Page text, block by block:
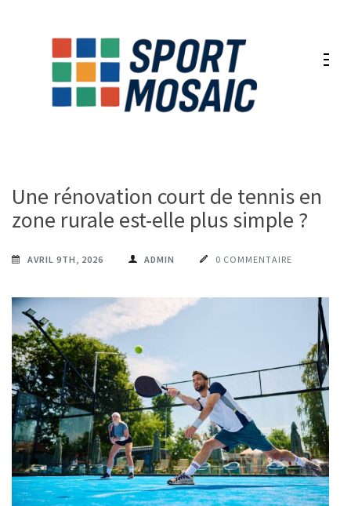
Une rénovation court de tennis en
zone rurale est-elle plus simple ?
AVRIL 9TH, 2026 ADMIN 0 COMMENTAIRE